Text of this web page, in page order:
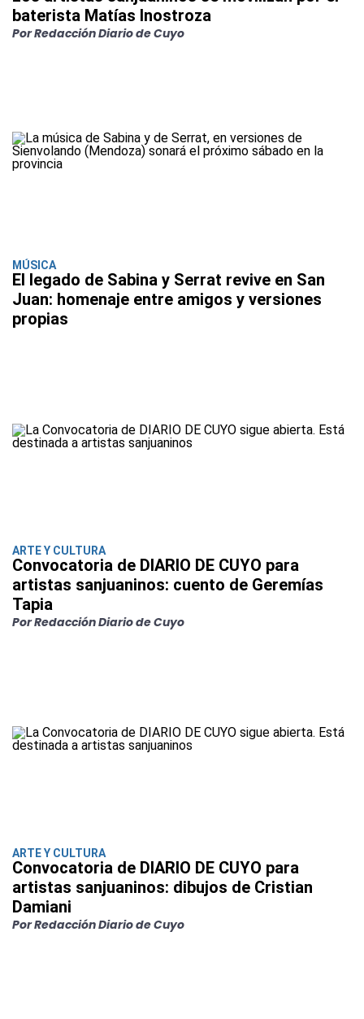
baterista Matías Inostroza
Por Redacción Diario de Cuyo
MÚSICA
El legado de Sabina y Serrat revive en San
Juan: homenaje entre amigos y versiones
propias
ARTE Y CULTURA
Convocatoria de DIARIO DE CUYO para
artistas sanjuaninos: cuento de Geremías
Tapia
Por Redacción Diario de Cuyo
ARTE Y CULTURA
Convocatoria de DIARIO DE CUYO para
artistas sanjuaninos: dibujos de Cristian
Damiani
Por Redacción Diario de Cuyo